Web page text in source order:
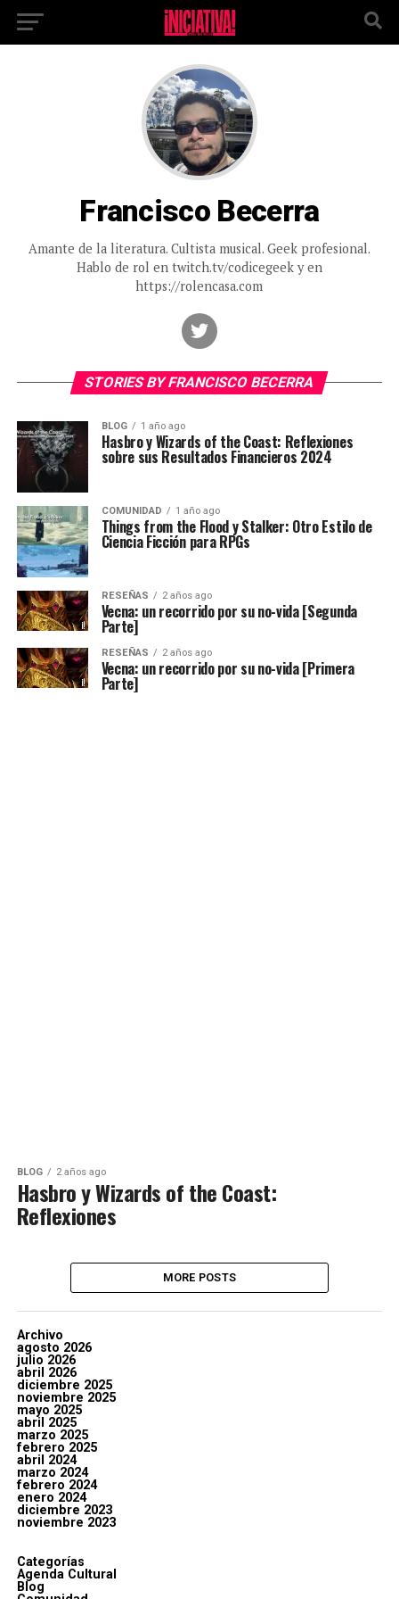
Francisco Becerra
Amante de la literatura. Cultista musical. Geek profesional.
Hablo de rol en twitch.tv/codicegeek y en
https://rolencasa.com
STORIES BY FRANCISCO BECERRA
BLOG 1 año ago
Hasbro y Wizards of the Coast: Reflexiones
sobre sus Resultados Financieros 2024
COMUNIDAD 1 año ago
Things from the Flood y Stalker: Otro Estilo de
Ciencia Ficción para RPGs
RESEÑAS 2 años ago
Vecna: un recorrido por su no-vida [Segunda
Parte]
RESEÑAS 2 años ago
Vecna: un recorrido por su no-vida [Primera
Parte]
BLOG 2 años ago
Hasbro y Wizards of the Coast:
Reflexiones
MORE POSTS
Archivo
agosto 2026
julio 2026
abril 2026
diciembre 2025
noviembre 2025
mayo 2025
abril 2025
marzo 2025
febrero 2025
abril 2024
marzo 2024
febrero 2024
enero 2024
diciembre 2023
noviembre 2023
Categorías
Agenda Cultural
Blog